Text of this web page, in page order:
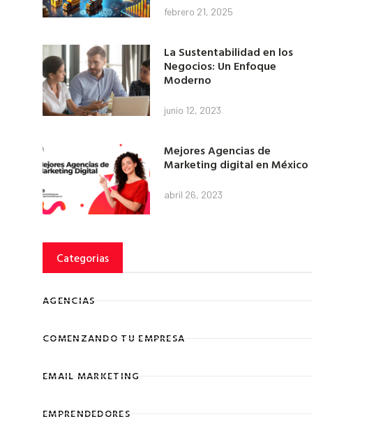
febrero 21, 2025
La Sustentabilidad en los
Negocios: Un Enfoque
Moderno
junio 12, 2023
Mejores Agencias de
Marketing digital en México
abril 26, 2023
Categorias
AGENCIAS
COMENZANDO TU EMPRESA
EMAIL MARKETING
EMPRENDEDORES